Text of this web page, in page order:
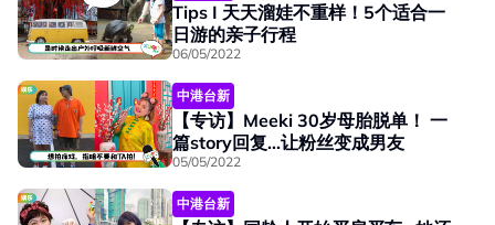
Tips I 天天溜娃不重样！5个适合一
日游的亲子行程
06/05/2022
中港台新
【专访】Meeki 30岁母胎脱单！ 一
篇story回复...让粉丝变成男友
05/05/2022
中港台新